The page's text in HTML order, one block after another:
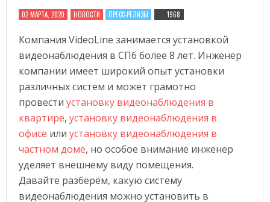
02 МАРТА, 2020 НОВОСТИ ПРЕСС-РЕЛИЗЫ 1968
Компания VideoLine занимается установкой
видеонаблюдения в СПб более 8 лет. Инженер
компании имеет широкий опыт установки
различных систем и может грамотно
провести установку видеонаблюдения в
квартире, установку видеонаблюдения в
офисе или установку видеонаблюдения в
частном доме, но особое внимание инженер
уделяет внешнему виду помещения.
Давайте разберём, какую систему
видеонаблюдения можно установить в